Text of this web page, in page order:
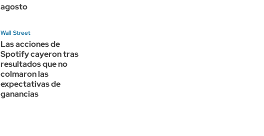
agosto
Wall Street
Las acciones de
Spotify cayeron tras
resultados que no
colmaron las
expectativas de
ganancias